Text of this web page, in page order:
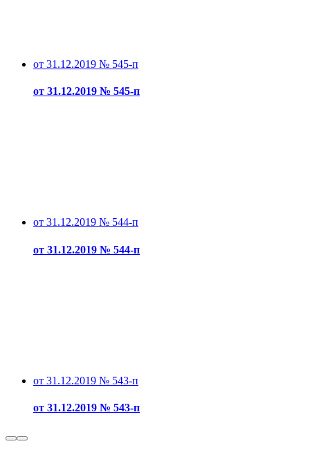
от 31.12.2019 № 545-п
от 31.12.2019 № 545-п
от 31.12.2019 № 544-п
от 31.12.2019 № 544-п
от 31.12.2019 № 543-п
от 31.12.2019 № 543-п